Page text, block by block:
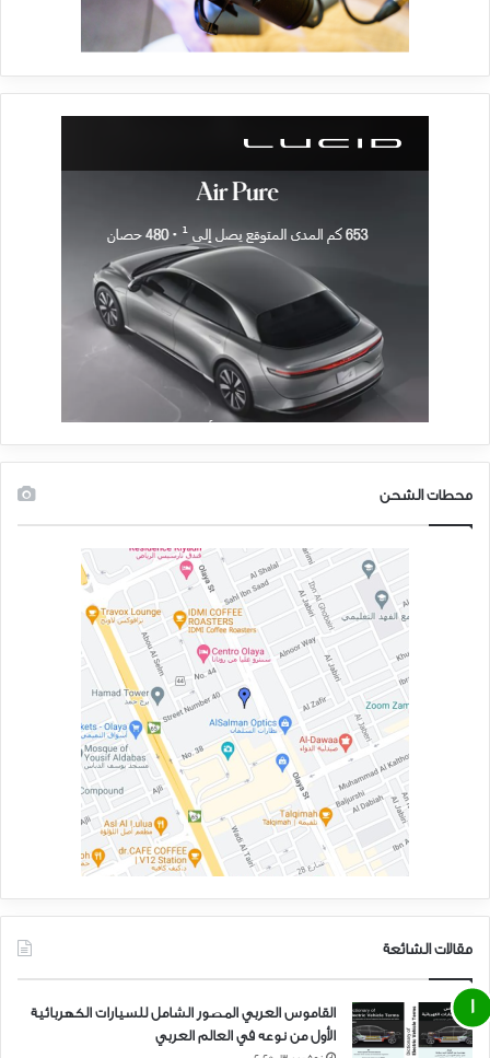
محطات الشحن
مقالات الشائعة
القاموس العربي المصور الشامل للسيارات الكهربائية
الأول من نوعه في العالم العربي